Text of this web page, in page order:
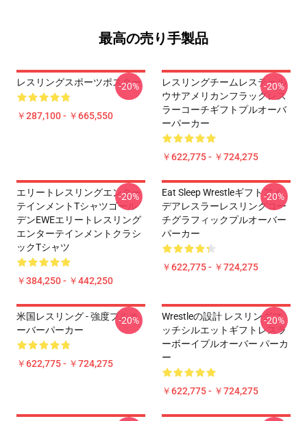
最高の売り手製品
レスリングスポーツポスター
￥287,100 - ￥665,550
-20%
レスリングチームレステール
ウサアメリカンフラッグレス
ラーコーチギフトプルオーバ
ーパーカー
￥622,775 - ￥724,275
-20%
エリートレスリングエンター
テインメントTシャツゴール
デンEWEエリートレスリング
エンターテインメントクラシ
ックTシャツ
￥384,250 - ￥442,250
-20%
Eat Sleep Wrestleギフトアイ
デアレスラーレスリングコー
チグラフィックプルオーバー
パーカー
￥622,775 - ￥724,275
-20%
米国レスリング - 強度プルオ
ーバーパーカー
￥622,775 - ￥724,275
-20%
Wrestleの設計 レスリングマ
ッチシルエットギフトレスラ
ーボーイプルオーバー パーカ
ー
￥622,775 - ￥724,275
-20%